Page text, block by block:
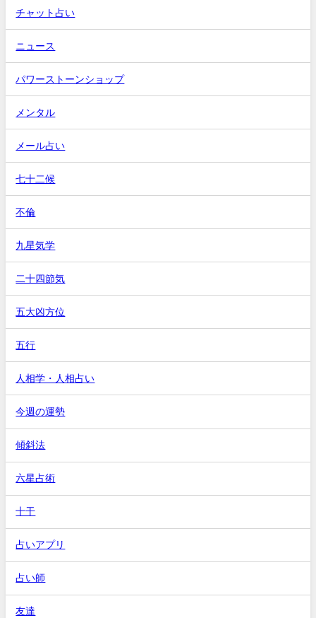
チャット占い
ニュース
パワーストーンショップ
メンタル
メール占い
七十二候
不倫
九星気学
二十四節気
五大凶方位
五行
人相学・人相占い
今週の運勢
傾斜法
六星占術
十干
占いアプリ
占い師
友達